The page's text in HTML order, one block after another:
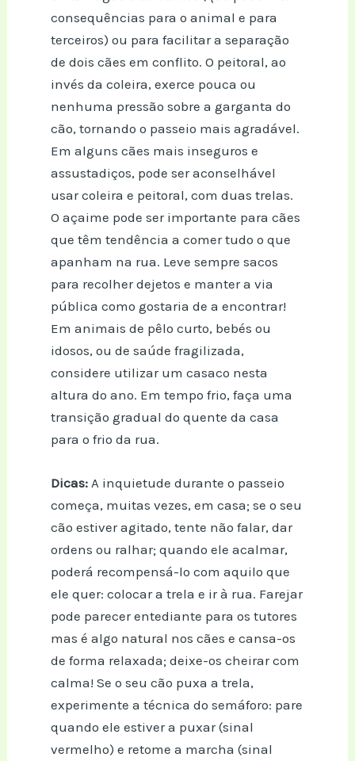
consequências para o animal e para
terceiros) ou para facilitar a separação
de dois cães em conflito. O peitoral, ao
invés da coleira, exerce pouca ou
nenhuma pressão sobre a garganta do
cão, tornando o passeio mais agradável.
Em alguns cães mais inseguros e
assustadiços, pode ser aconselhável
usar coleira e peitoral, com duas trelas.
O açaime pode ser importante para cães
que têm tendência a comer tudo o que
apanham na rua. Leve sempre sacos
para recolher dejetos e manter a via
pública como gostaria de a encontrar!
Em animais de pêlo curto, bebés ou
idosos, ou de saúde fragilizada,
considere utilizar um casaco nesta
altura do ano. Em tempo frio, faça uma
transição gradual do quente da casa
para o frio da rua.
Dicas: A inquietude durante o passeio
começa, muitas vezes, em casa; se o seu
cão estiver agitado, tente não falar, dar
ordens ou ralhar; quando ele acalmar,
poderá recompensá-lo com aquilo que
ele quer: colocar a trela e ir à rua. Farejar
pode parecer entediante para os tutores
mas é algo natural nos cães e cansa-os
de forma relaxada; deixe-os cheirar com
calma! Se o seu cão puxa a trela,
experimente a técnica do semáforo: pare
quando ele estiver a puxar (sinal
vermelho) e retome a marcha (sinal